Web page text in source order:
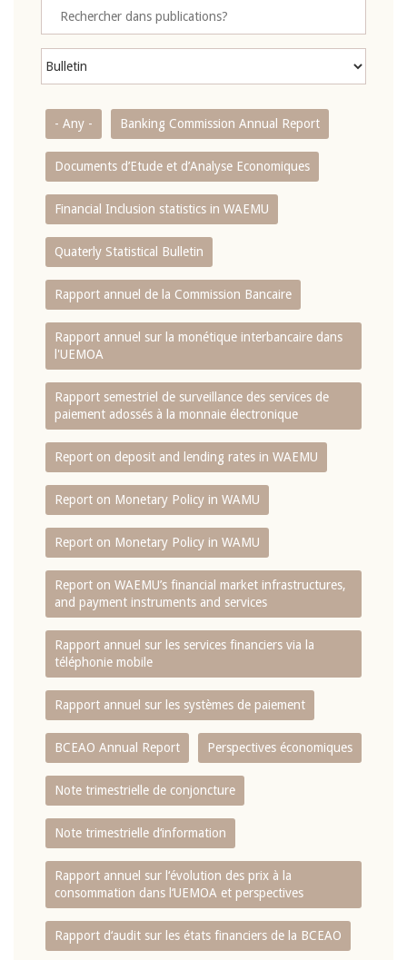
- Any - Banking Commission Annual Report
Documents d’Etude et d’Analyse Economiques
Financial Inclusion statistics in WAEMU
Quaterly Statistical Bulletin
Rapport annuel de la Commission Bancaire
Rapport annuel sur la monétique interbancaire dans
l'UEMOA
Rapport semestriel de surveillance des services de
paiement adossés à la monnaie électronique
Report on deposit and lending rates in WAEMU
Report on Monetary Policy in WAMU
Report on Monetary Policy in WAMU
Report on WAEMU’s financial market infrastructures,
and payment instruments and services
Rapport annuel sur les services financiers via la
téléphonie mobile
Rapport annuel sur les systèmes de paiement
BCEAO Annual Report Perspectives économiques
Note trimestrielle de conjoncture
Note trimestrielle d‘information
Rapport annuel sur l‘évolution des prix à la
consommation dans l‘UEMOA et perspectives
Rapport d‘audit sur les états financiers de la BCEAO